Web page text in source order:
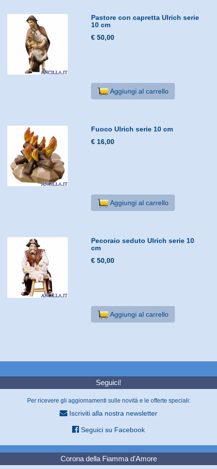
Pastore con capretta Ulrich serie
10 cm
€ 50,00
Aggiungi al carrello
Fuoco Ulrich serie 10 cm
€ 16,00
Aggiungi al carrello
Pecoraio seduto Ulrich serie 10
cm
€ 50,00
Aggiungi al carrello
Seguici!
Per ricevere gli aggiornamenti sulle novità e le offerte speciali:
Iscriviti alla nostra newsletter
Seguici su Facebook
Corona della Fiamma d'Amore